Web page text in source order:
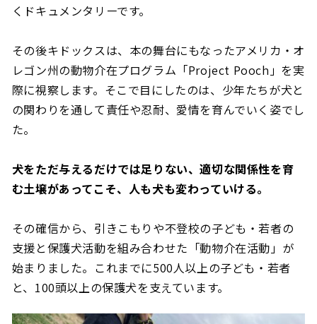
くドキュメンタリーです。
その後キドックスは、本の舞台にもなったアメリカ・オ
レゴン州の動物介在プログラム「Project Pooch」を実
際に視察します。そこで目にしたのは、少年たちが犬と
の関わりを通して責任や忍耐、愛情を育んでいく姿でし
た。
犬をただ与えるだけでは足りない、適切な関係性を育
む土壌があってこそ、人も犬も変わっていける。
その確信から、引きこもりや不登校の子ども・若者の
支援と保護犬活動を組み合わせた「動物介在活動」が
始まりました。これまでに500人以上の子ども・若者
と、100頭以上の保護犬を支えています。